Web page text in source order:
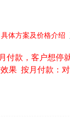
体方案及价格介绍
付款，客户想停
果 按月付款：